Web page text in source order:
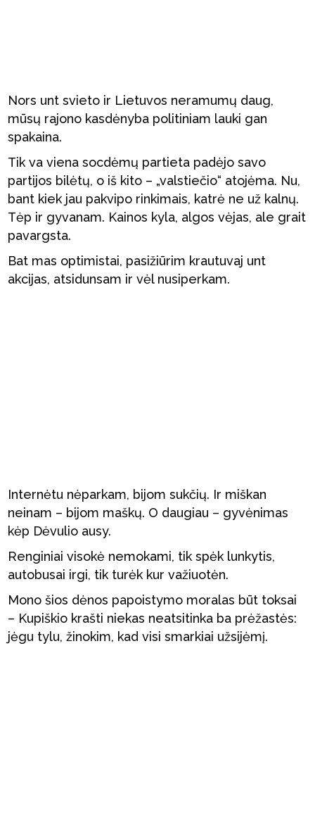
Nors unt svieto ir Lietuvos neramumų daug,
mūsų rajono kasdėnyba politiniam lauki gan
spakaina.
Tik va viena socdėmų partieta padėjo savo
partijos bilėtų, o iš kito – „valstiečio“ atojėma. Nu,
bant kiek jau pakvipo rinkimais, katrė ne už kalnų.
Tėp ir gyvanam. Kainos kyla, algos vėjas, ale grait
pavargsta.
Bat mas optimistai, pasižiūrim krautuvaj unt
akcijas, atsidunsam ir vėl nusiperkam.
Internėtu nėparkam, bijom sukčių. Ir miškan
neinam – bijom maškų. O daugiau – gyvėnimas
kėp Dėvulio ausy.
Renginiai visokė nemokami, tik spėk lunkytis,
autobusai irgi, tik turėk kur važiuotėn.
Mono šios dėnos papoistymo moralas būt toksai
– Kupiškio krašti niekas neatsitinka ba prėžastės:
jėgu tylu, žinokim, kad visi smarkiai užsijėmį.